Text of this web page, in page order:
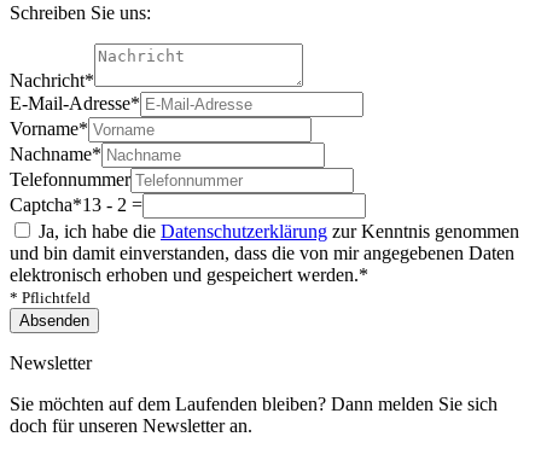
Schreiben Sie uns:
Nachricht*
E-Mail-Adresse*
Vorname*
Nachname*
Telefonnummer
Captcha*13 - 2 =
Ja, ich habe die Datenschutzerklärung zur Kenntnis genommen
und bin damit einverstanden, dass die von mir angegebenen Daten
elektronisch erhoben und gespeichert werden.*
* Pflichtfeld
Absenden
Newsletter
Sie möchten auf dem Laufenden bleiben? Dann melden Sie sich
doch für unseren Newsletter an.